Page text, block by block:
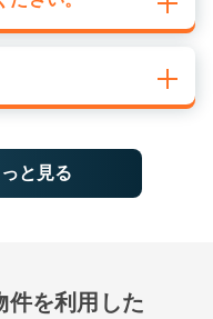
と見る
件を利用した